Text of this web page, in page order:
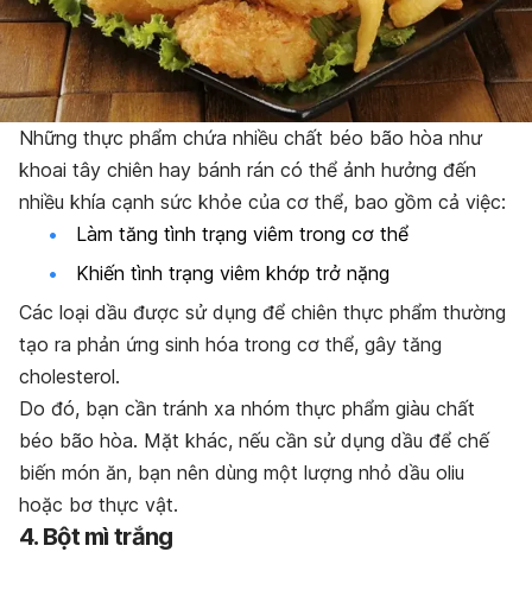
Những thực phẩm chứa nhiều chất béo bão hòa như
khoai tây chiên hay bánh rán có thể ảnh hưởng đến
nhiều khía cạnh sức khỏe của cơ thể, bao gồm cả việc:
Làm tăng tình trạng viêm trong cơ thể
Khiến tình trạng viêm khớp trở nặng
Các loại dầu được sử dụng để chiên thực phẩm thường
tạo ra phản ứng sinh hóa trong cơ thể, gây tăng
cholesterol.
Do đó, bạn cần tránh xa nhóm thực phẩm giàu chất
béo bão hòa. Mặt khác, nếu cần sử dụng dầu để chế
biến món ăn, bạn nên dùng một lượng nhỏ dầu oliu
hoặc bơ thực vật.
4. Bột mì trắng